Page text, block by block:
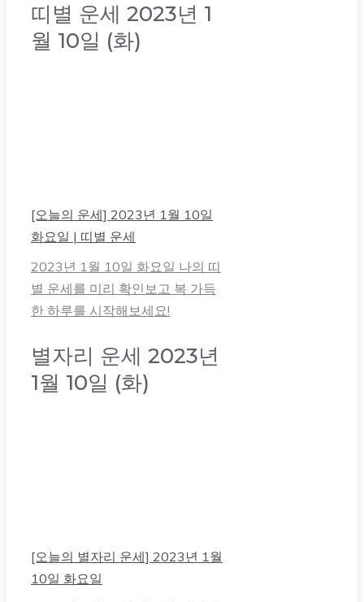
띠별 운세 2023년 1
월 10일 (화)
[오늘의 운세] 2023년 1월 10일
화요일 | 띠별 운세
2023년 1월 10일 화요일 나의 띠
별 운세를 미리 확인보고 복 가득
한 하루를 시작해보세요!
별자리 운세 2023년
1월 10일 (화)
[오늘의 별자리 운세] 2023년 1월
10일 화요일